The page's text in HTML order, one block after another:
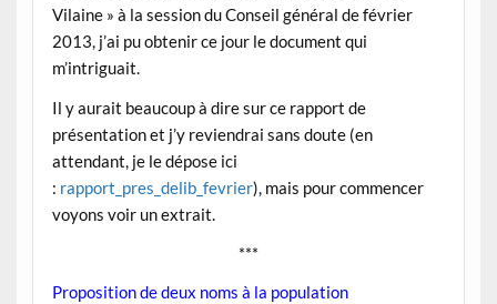
Vilaine » à la session du Conseil général de février
2013, j’ai pu obtenir ce jour le document qui
m’intriguait.
Il y aurait beaucoup à dire sur ce rapport de
présentation et j’y reviendrai sans doute (en
attendant, je le dépose ici
: rapport_pres_delib_fevrier), mais pour commencer
voyons voir un extrait.
***
Proposition de deux noms à la population